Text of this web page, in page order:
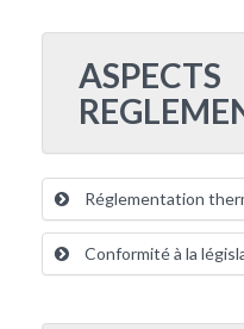
ASPECTS
Réglementation
Conformité à la